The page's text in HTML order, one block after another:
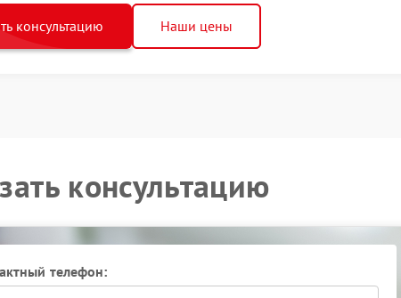
консультацию Наши цены
консультацию
телефон: